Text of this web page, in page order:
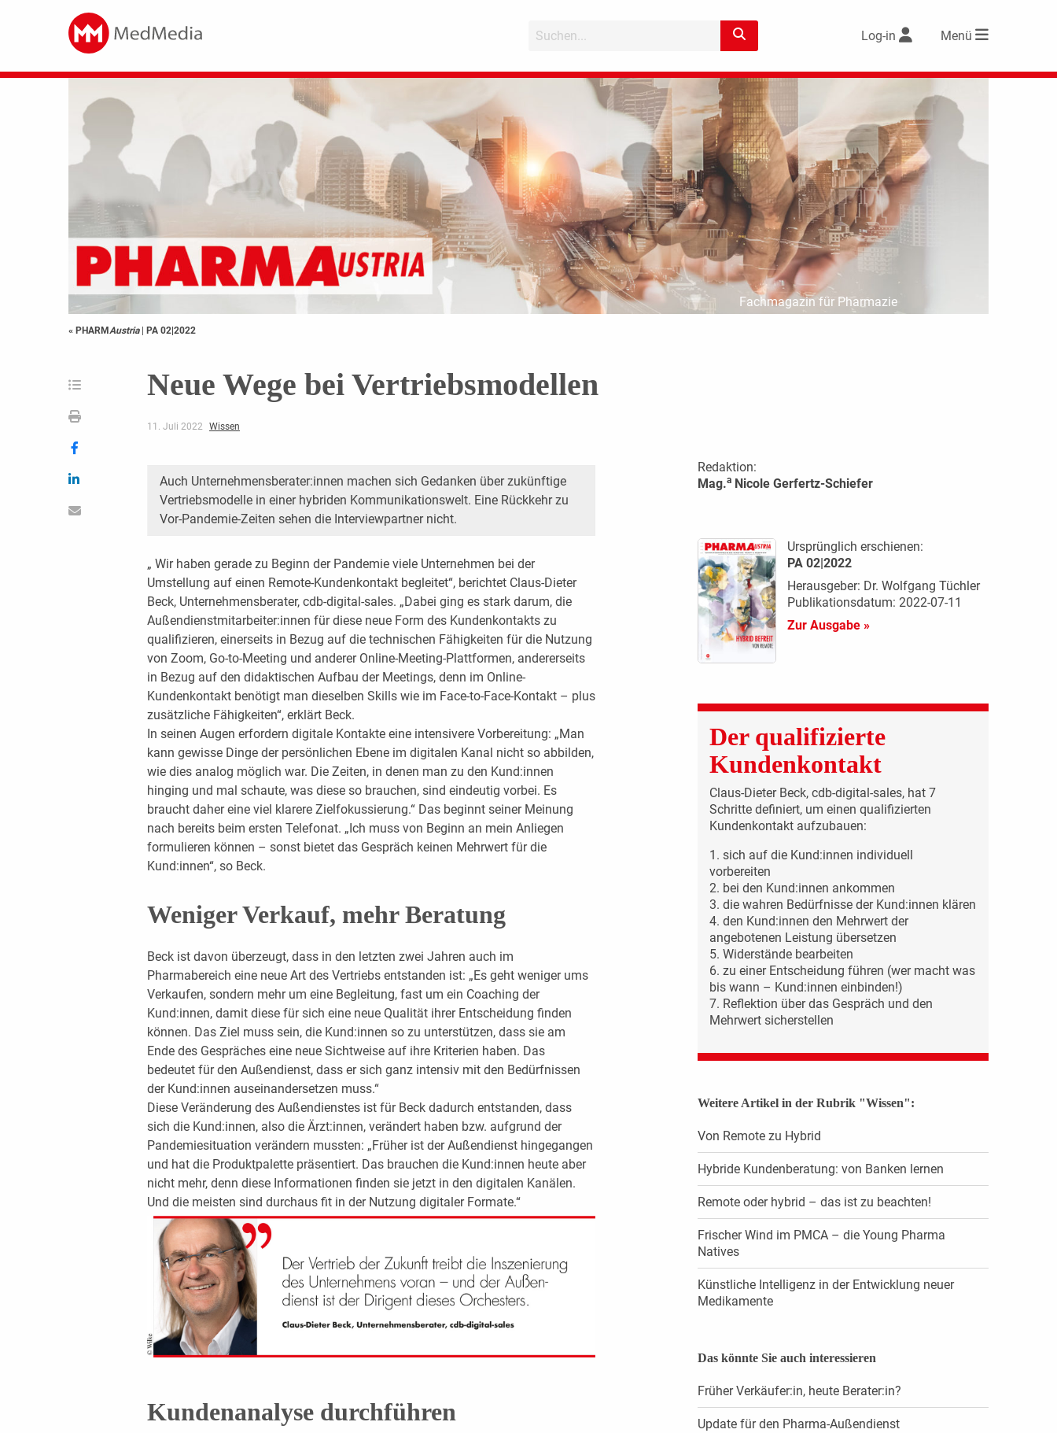
Log-in Menü
Fachmagazin für Pharmazie
« PHARMAustria | PA 02|2022
Neue Wege bei Vertriebsmodellen
11. Juli 2022 Wissen
Auch Unternehmensberater:innen machen sich Gedanken über zukünftige
Vertriebsmodelle in einer hybriden Kommunikationswelt. Eine Rückkehr zu
Vor-Pandemie-Zeiten sehen die Interviewpartner nicht.
„ Wir haben gerade zu Beginn der Pandemie viele Unternehmen bei der
Umstellung auf einen Remote-Kundenkontakt begleitet“, berichtet Claus-Dieter
Beck, Unternehmensberater, cdb-digital-­sales. „Dabei ging es stark darum, die
Außendienstmitarbeiter:innen für diese neue Form des Kundenkontakts zu
qualifizieren, einerseits in Bezug auf die technischen Fähigkeiten für die Nutzung
von Zoom, Go-to-Meeting und anderer Online-Meeting-Plattformen, andererseits
in Bezug auf den didaktischen Aufbau der Meetings, denn im Online-
Kundenkontakt benötigt man dieselben Skills wie im Face-to-Face-Kontakt – plus
zusätzliche Fähigkeiten“, erklärt Beck.
In seinen Augen erfordern digitale Kontakte eine intensivere Vorbereitung: „Man
kann gewisse Dinge der persönlichen Ebene im digitalen Kanal nicht so abbilden,
wie dies analog möglich war. Die Zeiten, in denen man zu den Kund:innen
hinging und mal schaute, was diese so brauchen, sind eindeutig vorbei. Es
braucht daher eine viel klarere Zielfokussierung.“ Das beginnt seiner Meinung
nach bereits beim ersten Telefonat. „Ich muss von Beginn an mein Anliegen
formulieren können – sonst bietet das Gespräch keinen Mehrwert für die
Kund:innen“, so Beck.
Weniger Verkauf, mehr Beratung
Beck ist davon überzeugt, dass in den letzten zwei Jahren auch im
Pharmabereich eine neue Art des Vertriebs entstanden ist: „Es geht weniger ums
Verkaufen, sondern mehr um eine Begleitung, fast um ein Coaching der
Kund:innen, damit diese für sich eine neue Qualität ihrer Entscheidung finden
können. Das Ziel muss sein, die Kund:innen so zu unterstützen, dass sie am
Ende des Gespräches eine neue Sichtweise auf ihre Kriterien haben. Das
bedeutet für den Außendienst, dass er sich ganz intensiv mit den Bedürfnissen
der Kund:innen auseinandersetzen muss.“
Diese Veränderung des Außendienstes ist für Beck dadurch entstanden, dass
sich die Kund:innen, also die Ärzt:innen, verändert haben bzw. aufgrund der
Pandemiesituation verändern mussten: „Früher ist der Außendienst hingegangen
und hat die Produkt­palette präsentiert. Das brauchen die Kund:innen heute aber
nicht mehr, denn diese Informationen finden sie jetzt in den digitalen Kanälen.
Und die meisten sind durchaus fit in der Nutzung digitaler Formate.“
Kundenanalyse durchführen
Redaktion:
Mag.aNicole Gerfertz-Schiefer
Ursprünglich erschienen:
PA 02|2022
Herausgeber: Dr. Wolfgang Tüchler
Publikationsdatum: 2022-07-11
Zur Ausgabe »
Der qualifizierte
Kundenkontakt
Claus-Dieter Beck, cdb-digital-sales, hat 7
Schritte definiert, um einen qualifizierten
Kundenkontakt aufzubauen:
1. sich auf die Kund:innen individuell
vorbereiten
2. bei den Kund:innen ankommen
3. die wahren Bedürfnisse der Kund:innen klären
4. den Kund:innen den Mehrwert der
angebotenen Leistung übersetzen
5. Widerstände bearbeiten
6. zu einer Entscheidung führen (wer macht was
bis wann – Kund:innen einbinden!)
7. Reflektion über das Gespräch und den
Mehrwert sicherstellen
Weitere Artikel in der Rubrik "Wissen":
Von Remote zu Hybrid
Hybride Kundenberatung: von Banken lernen
Remote oder hybrid – das ist zu beachten!
Frischer Wind im PMCA – die Young Pharma
Natives
Künstliche Intelligenz in der Entwicklung neuer
Medikamente
Das könnte Sie auch interessieren
Früher Verkäufer:in, heute Berater:in?
Update für den Pharma-Außendienst